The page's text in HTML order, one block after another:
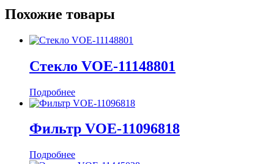
Похожие товары
Стекло VOE-11148801
Подробнее
Фильтр VOE-11096818
Подробнее